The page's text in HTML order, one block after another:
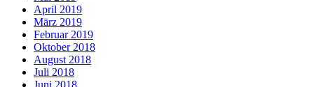
April 2019
März 2019
Februar 2019
Oktober 2018
August 2018
Juli 2018